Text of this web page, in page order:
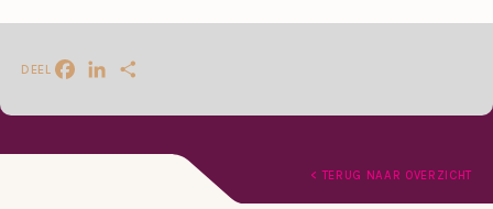
< TERUG NAAR OVERZICHT
DEEL